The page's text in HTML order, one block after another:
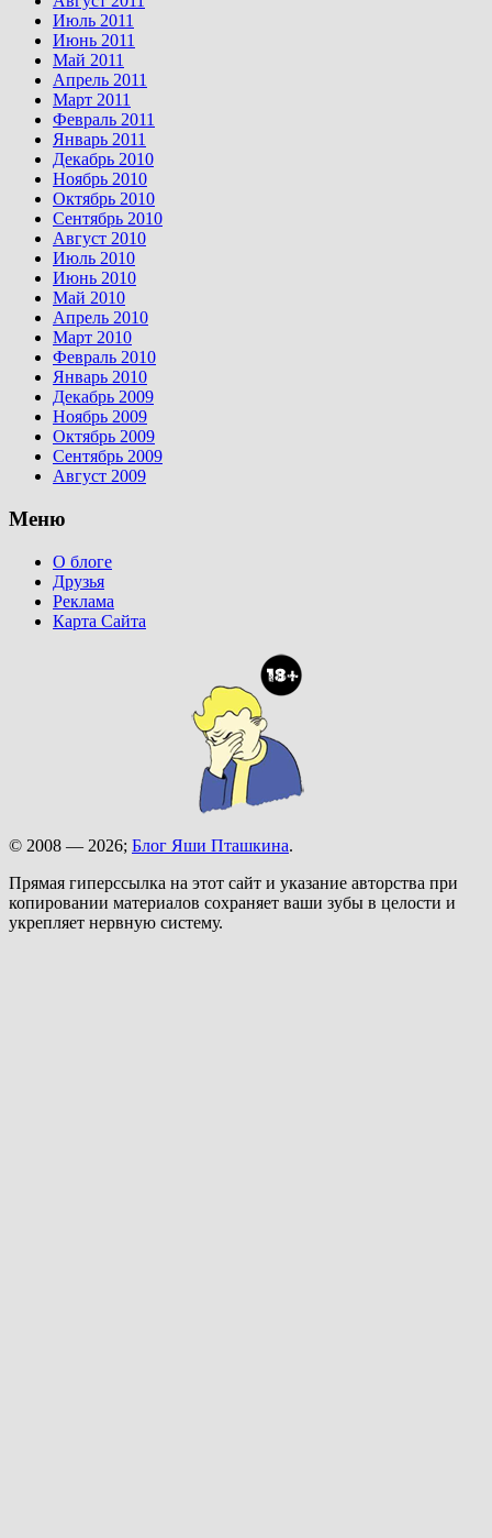
Июль 2011
Июнь 2011
Май 2011
Апрель 2011
Март 2011
Февраль 2011
Январь 2011
Декабрь 2010
Ноябрь 2010
Октябрь 2010
Сентябрь 2010
Август 2010
Июль 2010
Июнь 2010
Май 2010
Апрель 2010
Март 2010
Февраль 2010
Январь 2010
Декабрь 2009
Ноябрь 2009
Октябрь 2009
Сентябрь 2009
Август 2009
Меню
О блоге
Друзья
Реклама
Карта Сайта
© 2008 — 2026; Блог Яши Пташкина.
Прямая гиперссылка на этот сайт и указание авторства при
копировании материалов сохраняет ваши зубы в целости и
укрепляет нервную систему.